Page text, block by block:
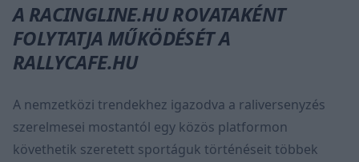
A RACINGLINE.HU ROVATAKÉNT
FOLYTATJA MŰKÖDÉSÉT A
RALLYCAFE.HU
A nemzetközi trendekhez igazodva a raliversenyzés
szerelmesei mostantól egy közös platformon
követhetik szeretett sportáguk történéseit többek